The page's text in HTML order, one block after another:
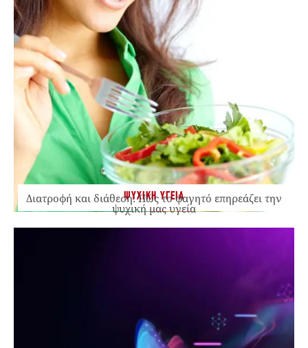
ΨΥΧΙΚΗ ΥΓΕΙΑ
Διατροφή και διάθεση: Πώς το φαγητό επηρεάζει την
ψυχική μας υγεία